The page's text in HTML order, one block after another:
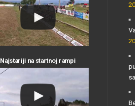
Najstariji na startnoj rampi